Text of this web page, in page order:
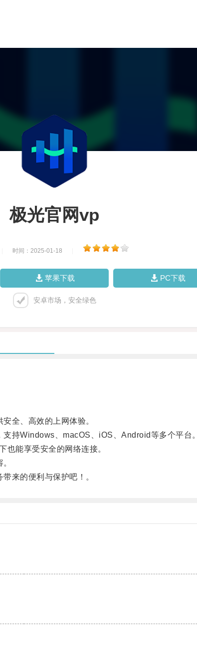
极光官网vp
时间：2025-01-18
苹果下载 PC下载
安卓市场，安全绿色
全、高效的上网体验。
持Windows、macOS、iOS、Android等多个平台。
能享受安全的网络连接。
来的便利与保护吧！。